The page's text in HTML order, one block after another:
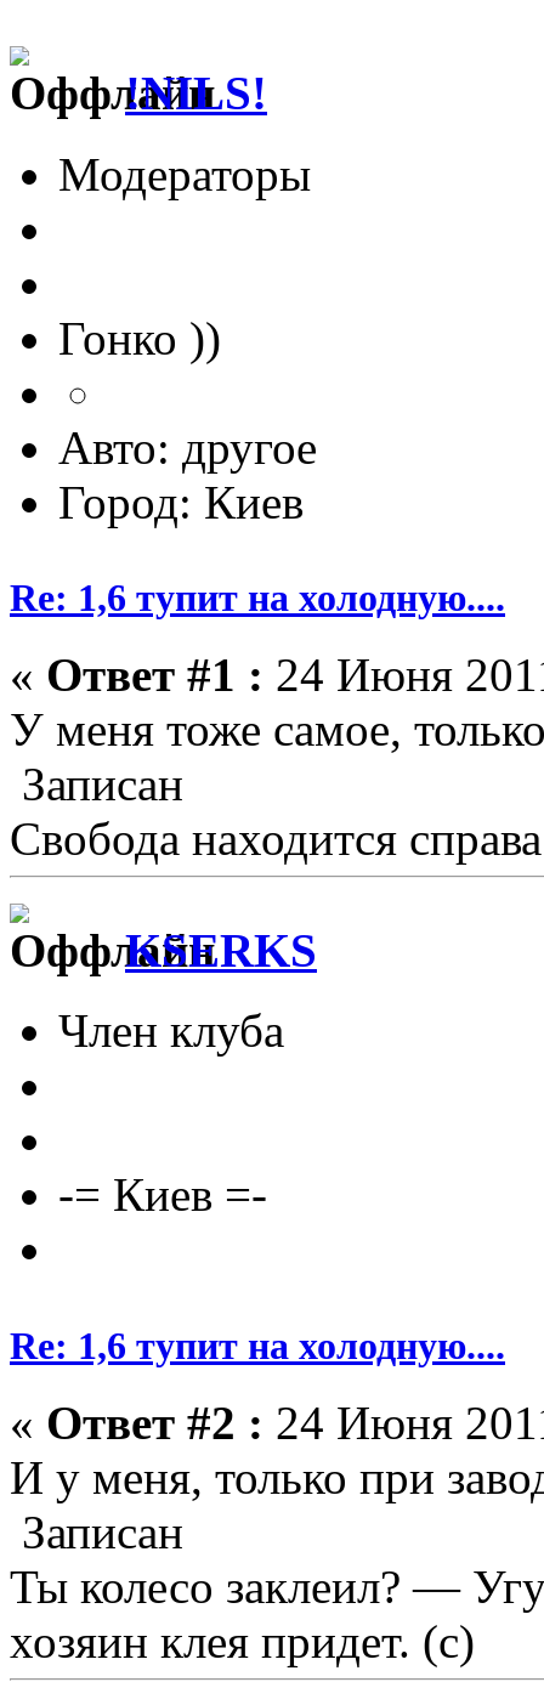
!NILS!
Модераторы
Гонко ))
Авто: другое
Город: Киев
Re: 1,6 тупит на холодную....
« Ответ #1 : 24 Июня
У меня тоже самое,
Записан
Свобода находится
KSERKS
Член клуба
-= Киев =-
Re: 1,6 тупит на холодную....
« Ответ #2 : 24 Июня
И у меня, только при
Записан
Ты колесо заклеил? —
хозяин клея придет. (с)